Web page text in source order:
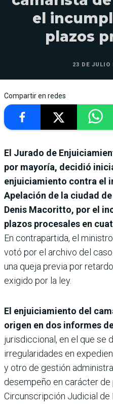
el
plazos
23 DE JULIO
Compartir en redes
El Jurado de
por mayoría, decidió
enjuiciamiento contra el
Apelación de la ciudad
Denis Macoritto, por el
plazos procesales en
En contrapartida, el
votó por el archivo del
una queja previa por
exigido por la ley.
El enjuiciamiento del
origen en dos informes
jurisdiccional, en el que se
irregularidades en
y otro de gestión
desempeño en carácter
Circunscripción Judicial de